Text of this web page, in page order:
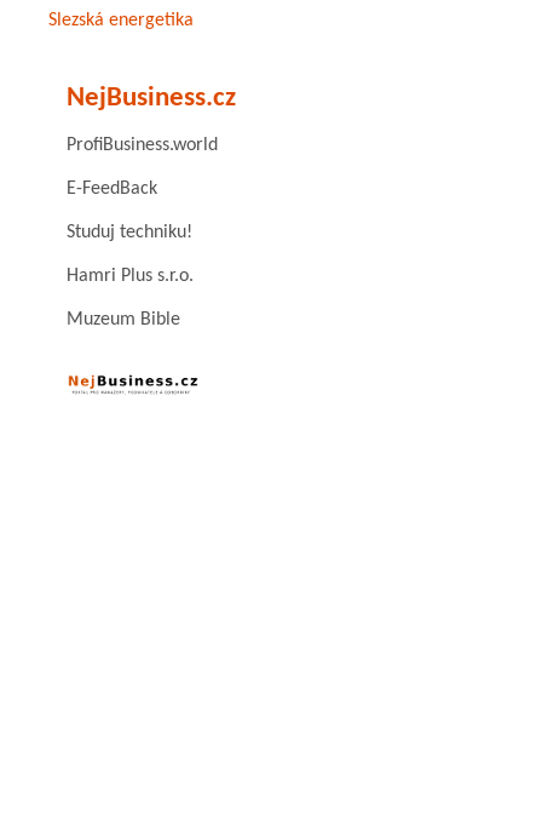
Slezská energetika
NejBusiness.cz
ProfiBusiness.world
E-FeedBack
Studuj techniku!
Hamri Plus s.r.o.
Muzeum Bible